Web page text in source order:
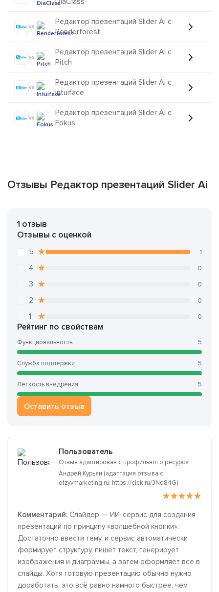
vs
Редактор презентаций Slider Ai с
Renderforest
vs
Редактор презентаций Slider Ai с
Pitch
vs
Редактор презентаций Slider Ai с
Intuiface
vs
Редактор презентаций Slider Ai с
Fokus
Отзывы Редактор презентаций Slider Ai
1 отзыв
Отзывы с оценкой
5 1
4 0
3 0
2 0
1 0
Рейтинг по свойствам
Функциональность 5
Служба поддержки 5
Легкость внедрения 5
Оставить отзыв
Пользователь
Отзыв адаптирован с профильного ресурса
Андрей Курьян (адаптация отзыва с
otzyvmarketing.ru: https://clck.ru/3Nd84G)
Комментарий: Слайдер — ИИ-сервис для создания
презентаций по принципу «волшебной кнопки».
Достаточно ввести тему, и сервис автоматически
формирует структуру, пишет текст, генерирует
изображения и диаграммы, а затем оформляет всё в
слайды. Хотя готовую презентацию обычно нужно
доработать, это всё равно намного быстрее, чем